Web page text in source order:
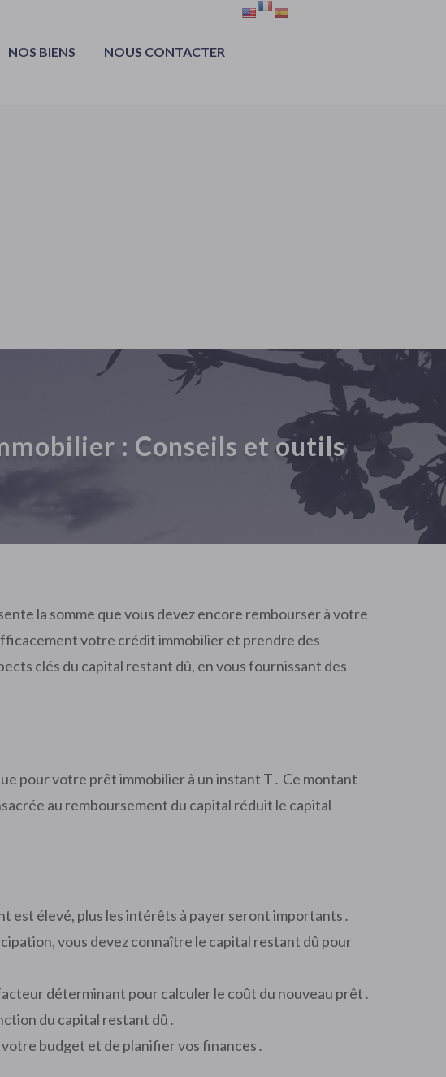
NOS BIENS NOUS CONTACTER
: Conseils et outils
la somme que vous devez encore rembourser à votre
votre crédit immobilier et prendre des
clés du capital restant dû, en vous fournissant des
pour votre prêt immobilier à un instant T․ Ce montant
au remboursement du capital réduit le capital
est élevé, plus les intérêts à payer seront importants․
vous devez connaître le capital restant dû pour
déterminant pour calculer le coût du nouveau prêt․
du capital restant dû․
budget et de planifier vos finances․